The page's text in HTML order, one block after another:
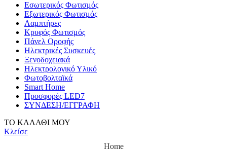
Εσωτερικός Φωτισμός
Εξωτερικός Φωτισμός
Λαμπτήρες
Κρυφός Φωτισμός
Πάνελ Οροφής
Ηλεκτρικές Συσκευές
Ξενοδοχειακά
Ηλεκτρολογικό Υλικό
Φωτοβολταϊκά
Smart Home
Προσφορές LED7
ΣΥΝΔΕΣΗ/ΕΓΓΡΑΦΗ
ΤΟ ΚΑΛΑΘΙ ΜΟΥ
Κλείσε
Home